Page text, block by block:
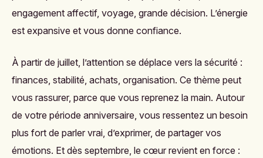
engagement affectif, voyage, grande décision. L’énergie
est expansive et vous donne confiance.
À partir de juillet, l’attention se déplace vers la sécurité :
finances, stabilité, achats, organisation. Ce thème peut
vous rassurer, parce que vous reprenez la main. Autour
de votre période anniversaire, vous ressentez un besoin
plus fort de parler vrai, d’exprimer, de partager vos
émotions. Et dès septembre, le cœur revient en force :